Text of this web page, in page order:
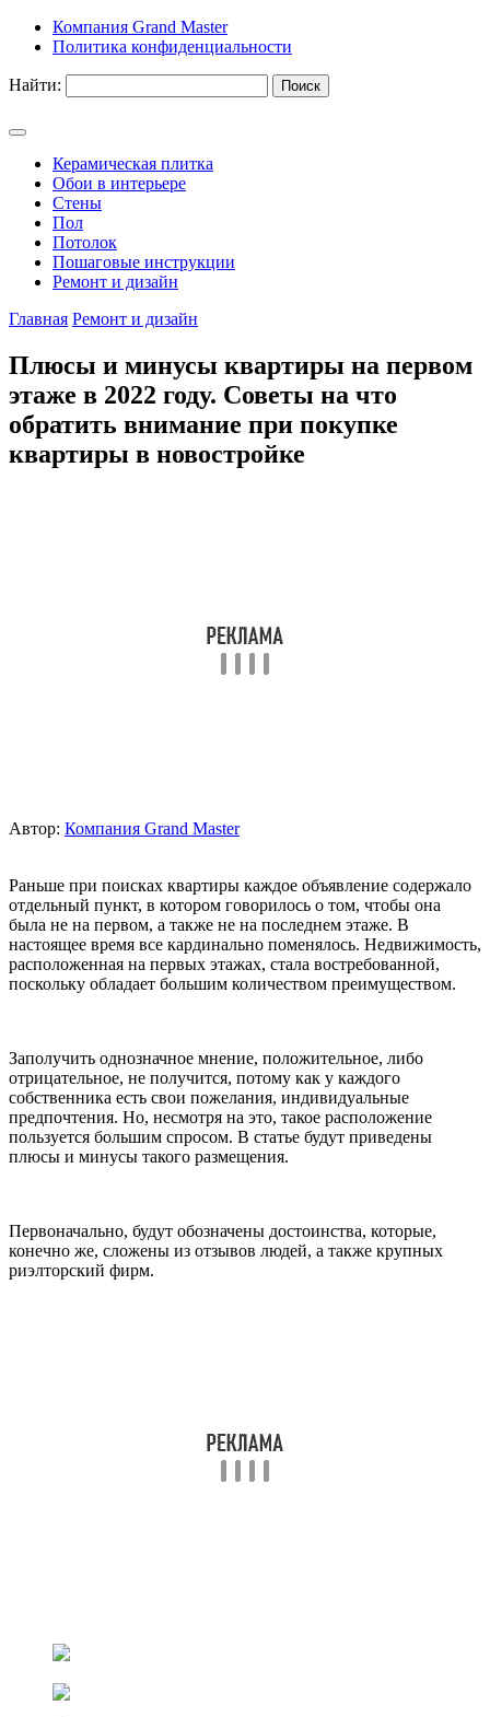
Компания Grand Master
Политика конфиденциальности
Найти:
Керамическая плитка
Обои в интерьере
Стены
Пол
Потолок
Пошаговые инструкции
Ремонт и дизайн
Главная Ремонт и дизайн
Плюсы и минусы квартиры на первом
этаже в 2022 году. Советы на что
обратить внимание при покупке
квартиры в новостройке
Автор: Компания Grand Master
Раньше при поисках квартиры каждое объявление содержало
отдельный пункт, в котором говорилось о том, чтобы она
была не на первом, а также не на последнем этаже. В
настоящее время все кардинально поменялось. Недвижимость,
расположенная на первых этажах, стала востребованной,
поскольку обладает большим количеством преимуществом.
Заполучить однозначное мнение, положительное, либо
отрицательное, не получится, потому как у каждого
собственника есть свои пожелания, индивидуальные
предпочтения. Но, несмотря на это, такое расположение
пользуется большим спросом. В статье будут приведены
плюсы и минусы такого размещения.
Первоначально, будут обозначены достоинства, которые,
конечно же, сложены из отзывов людей, а также крупных
риэлторский фирм.